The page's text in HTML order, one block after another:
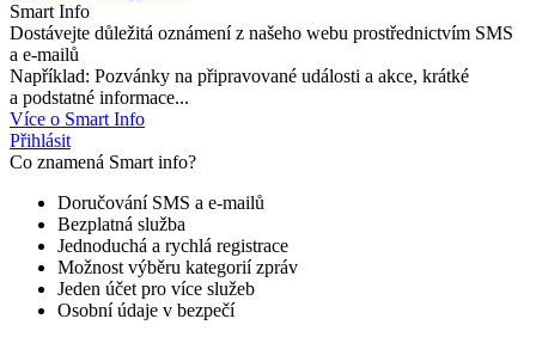
Smart Info
Dostávejte důležitá oznámení z našeho webu prostřednictvím SMS
a e-mailů
Například: Pozvánky na připravované události a akce, krátké
a podstatné informace...
Více o Smart Info
Přihlásit
Co znamená Smart info?
Doručování SMS a e-mailů
Bezplatná služba
Jednoduchá a rychlá registrace
Možnost výběru kategorií zpráv
Jeden účet pro více služeb
Osobní údaje v bezpečí